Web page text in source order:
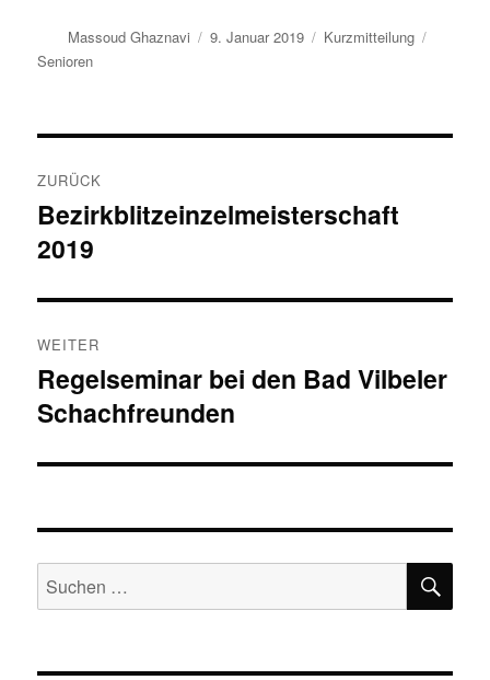
Autor
Massoud Ghaznavi
Veröffentlicht
9. Januar 2019 Format
Kurzmitteilung
Senioren
ZURÜCK
Vorheriger
Beitrag:
Bezirkblitzeinzelmeisterschaft
2019
WEITER
Nächster
Beitrag:
Regelseminar bei den Bad Vilbeler
Schachfreunden
Suchen
nach: